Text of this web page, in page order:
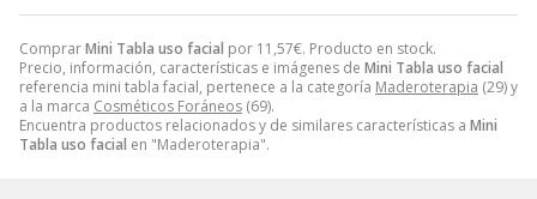
ComprarMini Tabla uso facial por 11,57€. Producto en stock.
Precio, información, características e imágenes de Mini Tabla uso facial
referencia mini tabla facial, pertenece a la categoría Maderoterapia (29) y
a la marca Cosméticos Foráneos (69).
Encuentra productos relacionados y de similares características a Mini
Tabla uso facial en "Maderoterapia".